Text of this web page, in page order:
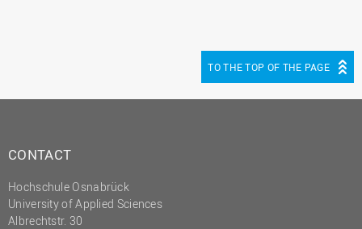
Recht
Science to Business GmbH
Studierendensekretariat
TO THE TOP OF THE PAGE
CONTACT
Hochschule Osnabrück
University of Applied Sciences
Albrechtstr. 30